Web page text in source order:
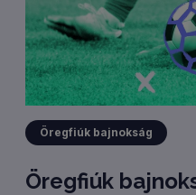
Öregfiúk bajnokság
Öregfiúk